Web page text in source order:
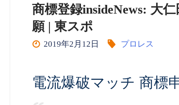
商標登録insideNews: 大
願 | 東スポ
2019年2月12日 プロレス
電流爆破マッチ 商標